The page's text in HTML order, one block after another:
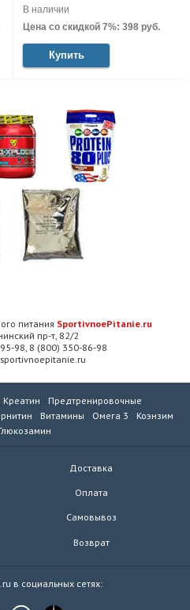
В наличии
Цена со скидкой 7%: 398 руб.
Купить
питания SportivnoePitanie.ru
пр-т, 82/2
98, 8 (800) 350-86-98
Креатин
Предтренировочные
Витамины Омега 3
Коэнзим
Доставка
Оплата
Самовывоз
Возврат
в социальных сетях: